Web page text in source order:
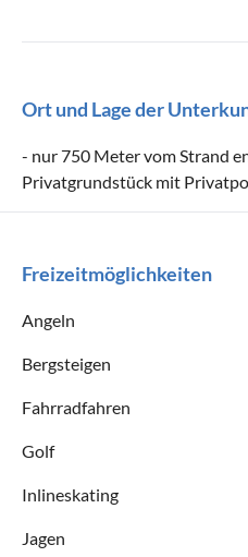
Ort und Lage der
- nur 750 Meter vom Strand
Privatgrundstück mit
Freizeitmöglichkeiten
Angeln
Bergsteigen
Fahrradfahren
Golf
Inlineskating
Jagen